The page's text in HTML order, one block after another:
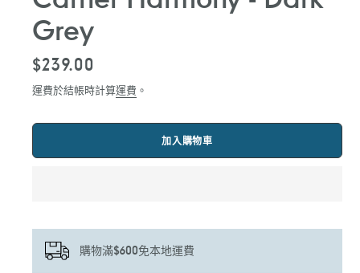
Grey
定
價
$239.00
運費於結帳時計算運費 。
加入購物車
購物滿$600免本地運費